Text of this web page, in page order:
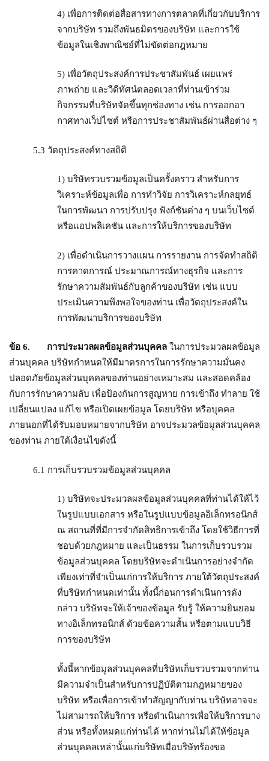
4) เพื่อการติดต่อสื่อสารทางการตลาดที่เกี่ยวกับบริการ
จากบริษัท รวมถึงพันธมิตรของบริษัท และการใช้
ข้อมูลในเชิงพาณิชย์ที่ไม่ขัดต่อกฎหมาย
5) เพื่อวัตถุประสงค์การประชาสัมพันธ์ เผยแพร่
ภาพถ่าย และวีดีทัศน์ตลอดเวลาที่ท่านเข้าร่วม
กิจกรรมที่บริษัทจัดขึ้นทุกช่องทาง เช่น การออกอา
กาศทางเว็ปไซต์ หรือการประชาสัมพันธ์ผ่านสื่อต่าง ๆ
5.3 วัตถุประสงค์ทางสถิติ
1) บริษัทรวบรวมข้อมูลเป็นครั้งคราว สำหรับการ
วิเคราะห์ข้อมูลเพื่อ การทำวิจัย การวิเคราะห์กลยุทธ์
ในการพัฒนา การปรับปรุง ฟังก์ชันต่าง ๆ บนเว็บไซต์
หรือแอปพลิเคชัน และการให้บริการของบริษัท
2) เพื่อดำเนินการวางแผน การรายงาน การจัดทำสถิติ
การคาดการณ์ ประมาณการณ์ทางธุรกิจ และการ
รักษาความสัมพันธ์กับลูกค้าของบริษัท เช่น แบบ
ประเมินความพึงพอใจของท่าน เพื่อวัตถุประสงค์ใน
การพัฒนาบริการของบริษัท
ข้อ 6. การประมวลผลข้อมูลส่วนบุคคล ในการประมวลผลข้อมูล
ส่วนบุคคล บริษัทกำหนดให้มีมาตรการในการรักษาความมั่นคง
ปลอดภัยข้อมูลส่วนบุคคลของท่านอย่างเหมาะสม และสอดคล้อง
กับการรักษาความลับ เพื่อป้องกันการสูญหาย การเข้าถึง ทำลาย ใช้
เปลี่ยนแปลง แก้ไข หรือเปิดเผยข้อมูล โดยบริษัท หรือบุคคล
ภายนอกที่ได้รับมอบหมายจากบริษัท อาจประมวลข้อมูลส่วนบุคคล
ของท่าน ภายใต้เงื่อนไขดังนี้
6.1 การเก็บรวบรวมข้อมูลส่วนบุคคล
1) บริษัทจะประมวลผลข้อมูลส่วนบุคคลที่ท่านได้ให้ไว้
ในรูปแบบเอกสาร หรือในรูปแบบข้อมูลอิเล็กทรอนิกส์
ณ สถานที่ที่มีการจำกัดสิทธิการเข้าถึง โดยใช้วิธีการที่
ชอบด้วยกฎหมาย และเป็นธรรม ในการเก็บรวบรวม
ข้อมูลส่วนบุคคล โดยบริษัทจะดำเนินการอย่างจำกัด
เพียงเท่าที่จำเป็นแก่การให้บริการ ภายใต้วัตถุประสงค์
ที่บริษัทกำหนดเท่านั้น ทั้งนี้ก่อนการดำเนินการดัง
กล่าว บริษัทจะให้เจ้าของข้อมูล รับรู้ ให้ความยินยอม
ทางอิเล็กทรอนิกส์ ด้วยข้อความสั้น หรือตามแบบวิธี
การของบริษัท
ทั้งนี้หากข้อมูลส่วนบุคคลที่บริษัทเก็บรวบรวมจากท่าน
มีความจำเป็นสำหรับการปฏิบัติตามกฎหมายของ
บริษัท หรือเพื่อการเข้าทำสัญญากับท่าน บริษัทอาจจะ
ไม่สามารถให้บริการ หรือดำเนินการเพื่อให้บริการบาง
ส่วน หรือทั้งหมดแก่ท่านได้ หากท่านไม่ได้ให้ข้อมูล
ส่วนบุคคลเหล่านั้นแก่บริษัทเมื่อบริษัทร้องขอ